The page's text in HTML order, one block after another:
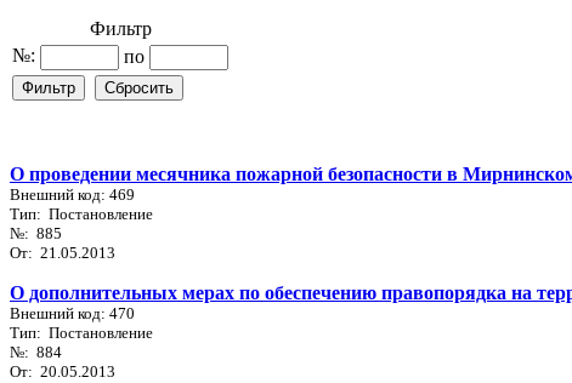
Фильтр
№:
по
О проведении месячника пожарной безопасности в
Внешний код: 469
Тип: Постановление
№: 885
От: 21.05.2013
О дополнительных мерах по обеспечению правопорядка на
Внешний код: 470
Тип: Постановление
№: 884
От: 20.05.2013